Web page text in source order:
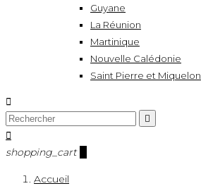
Guyane
La Réunion
Martinique
Nouvelle Calédonie
Saint Pierre et Miquelon



shopping_cart
Accueil